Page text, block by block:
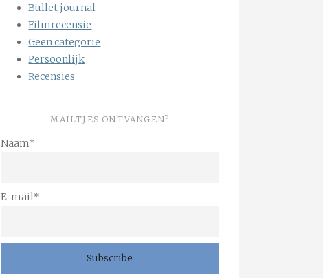
Bullet journal
Filmrecensie
Geen categorie
Persoonlijk
Recensies
MAILTJES ONTVANGEN?
Naam*
E-mail*